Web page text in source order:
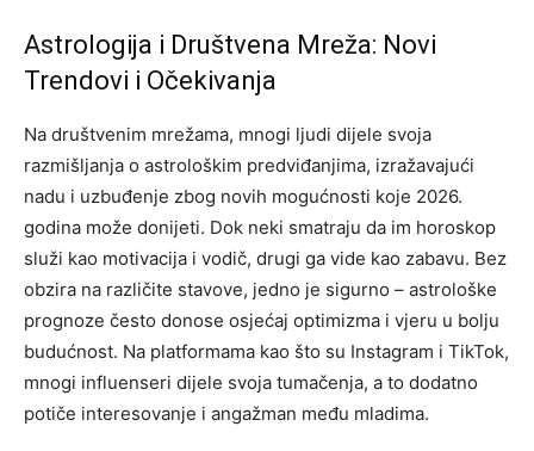
Astrologija i Društvena Mreža: Novi
Trendovi i Očekivanja
Na društvenim mrežama, mnogi ljudi dijele svoja
razmišljanja o astrološkim predviđanjima, izražavajući
nadu i uzbuđenje zbog novih mogućnosti koje 2026.
godina može donijeti. Dok neki smatraju da im horoskop
služi kao motivacija i vodič, drugi ga vide kao zabavu. Bez
obzira na različite stavove, jedno je sigurno – astrološke
prognoze često donose osjećaj optimizma i vjeru u bolju
budućnost. Na platformama kao što su Instagram i TikTok,
mnogi influenseri dijele svoja tumačenja, a to dodatno
potiče interesovanje i angažman među mladima.